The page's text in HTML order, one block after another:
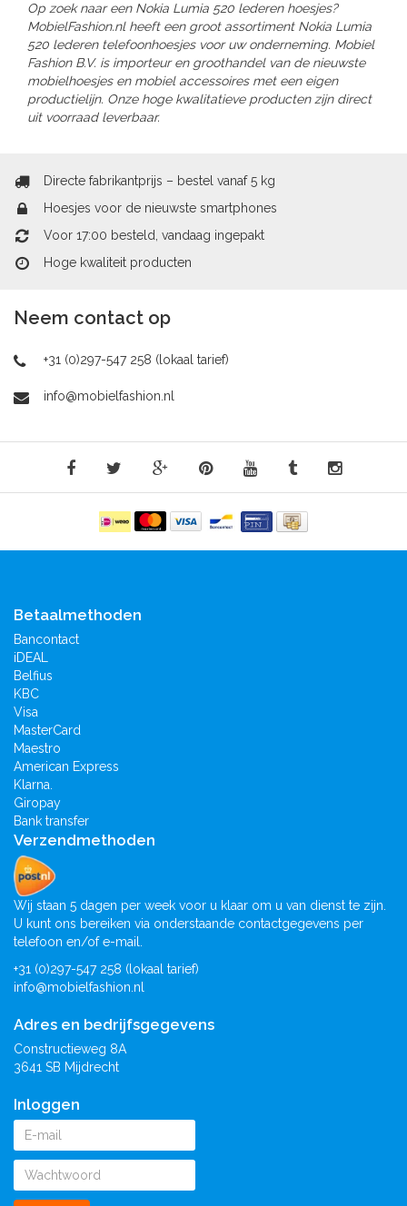
Op zoek naar een Nokia Lumia 520 lederen hoesjes?
MobielFashion.nl heeft een groot assortiment Nokia Lumia
520 lederen telefoonhoesjes voor uw onderneming. Mobiel
Fashion B.V. is importeur en groothandel van de nieuwste
mobielhoesjes en mobiel accessoires met een eigen
productielijn. Onze hoge kwalitatieve producten zijn direct
uit voorraad leverbaar.
Directe fabrikantprijs – bestel vanaf 5 kg
Hoesjes voor de nieuwste smartphones
Voor 17:00 besteld, vandaag ingepakt
Hoge kwaliteit producten
Neem contact op
+31 (0)297-547 258 (lokaal tarief)
info@mobielfashion.nl
Betaalmethoden
Bancontact
iDEAL
Belfius
KBC
Visa
MasterCard
Maestro
American Express
Klarna.
Giropay
Bank transfer
Verzendmethoden
Wij staan 5 dagen per week voor u klaar om u van dienst te zijn.
U kunt ons bereiken via onderstaande contactgegevens per
telefoon en/of e-mail.
+31 (0)297-547 258 (lokaal tarief)
info@mobielfashion.nl
Adres en bedrijfsgegevens
Constructieweg 8A
3641 SB Mijdrecht
Inloggen